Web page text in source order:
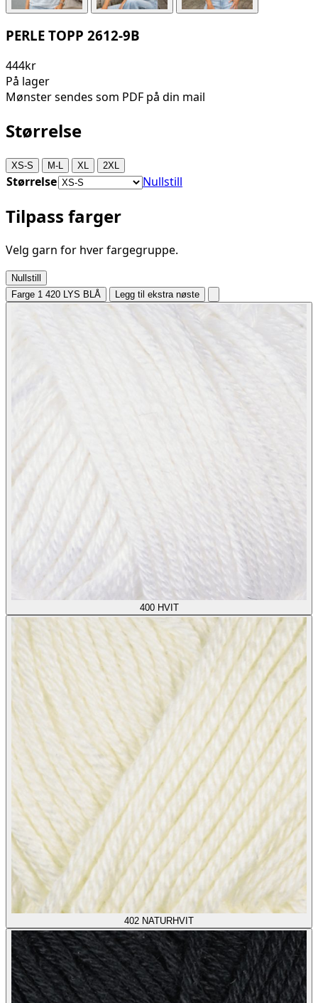
PERLE TOPP 2612-9B
444kr
På lager
Mønster sendes som PDF på din mail
Størrelse
XS-S M-L XL 2XL
Størrelse Nullstill
Tilpass farger
Velg garn for hver fargegruppe.
Nullstill
Farge 1 420 LYS BLÅ Legg til ekstra nøste
400 HVIT
402 NATURHVIT